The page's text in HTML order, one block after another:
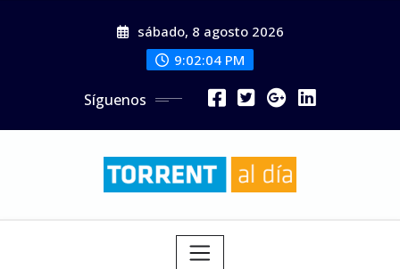
sábado, 8 agosto 2026
9:02:05 PM
Síguenos